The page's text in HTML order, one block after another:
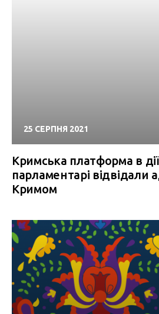
25 СЕРПНЯ 2021
Кримська платформа в
парламентарі відвідали
Кримом